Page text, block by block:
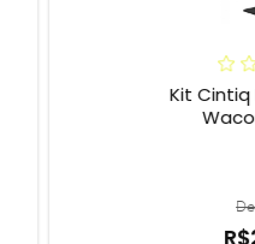
Kit Cintiq Pro 24' + Suporte